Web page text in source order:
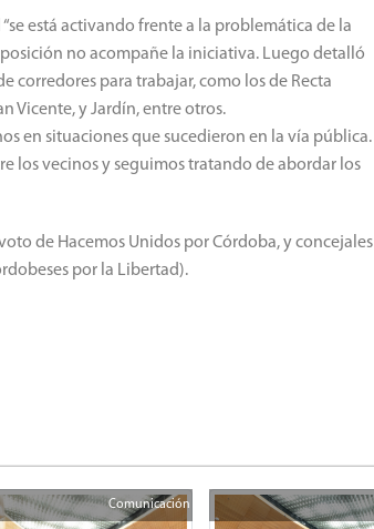
está activando frente a la problemática de la
no acompañe la iniciativa. Luego detalló
corredores para trabajar, como los de Recta
Vicente, y Jardín, entre otros.
en situaciones que sucedieron en la vía pública.
los vecinos y seguimos tratando de abordar los
de Hacemos Unidos por Córdoba, y concejales
por la Libertad).
Comunicación